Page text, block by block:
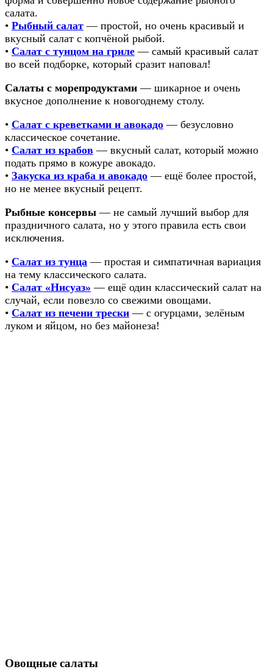
салата.
• Рыбный салат — простой, но очень красивый и
вкусный салат с копчёной рыбой.
• Салат с тунцом на гриле — самый красивый салат
во всей подборке, который сразит наповал!
Салаты с морепродуктами — шикарное и очень
вкусное дополнение к новогоднему столу.
• Салат с креветками и авокадо — безусловно
классическое сочетание.
• Салат из крабов — вкусный салат, который можно
подать прямо в кожуре авокадо.
• Закуска из краба и авокадо — ещё более простой,
но не менее вкусный рецепт.
Рыбные консервы — не самый лучший выбор для
праздничного салата, но у этого правила есть свои
исключения.
• Салат из тунца — простая и симпатичная вариация
на тему классического салата.
• Салат «Нисуаз» — ещё один классический салат на
случай, если повезло со свежими овощами.
• Салат из печени трески — с огурцами, зелёным
луком и яйцом, но без майонеза!
Овощные салаты